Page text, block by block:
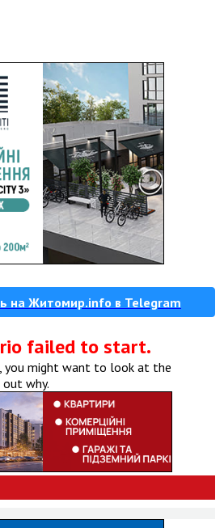
на Житомир.info в Telegram
failed to start.
you might want to look at the
why.